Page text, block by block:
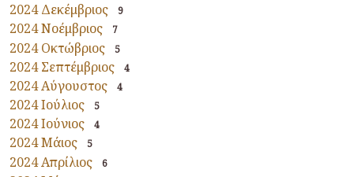
2024 Δεκέμβριος 9
2024 Νοέμβριος 7
2024 Οκτώβριος 5
2024 Σεπτέμβριος 4
2024 Αύγουστος 4
2024 Ιούλιος 5
2024 Ιούνιος 4
2024 Μάιος 5
2024 Απρίλιος 6